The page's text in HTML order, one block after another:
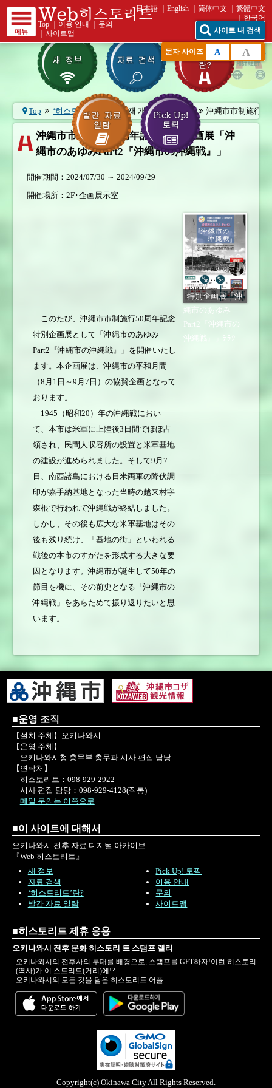
메뉴
Top 이용 안내
문의
｜사이트맵
日本語 English 简体中文
繁體中文
한국어
사이트 내 검색
문자 사이즈 A A
Top ‘히스토리트’란? 현재 개최중인 기획전 沖縄市市制施行50
沖縄市市制施行50周年記念 特別企画展「沖
縄市のあゆみPart2『沖縄市の沖縄戦』」
開催期間：2024/07/30 ～ 2024/09/29
開催場所：2F･企画展示室
特別企画展「沖
縄市のあゆみ
Part2『沖縄市の
沖縄戦』」ﾁﾗｼ
このたび、沖縄市市制施行50周年記念
特別企画展として「沖縄市のあゆみ
Part2『沖縄市の沖縄戦』」を開催いたし
ます。本企画展は、沖縄市の平和月間
（8月1日～9月7日）の協賛企画となって
おります。
1945（昭和20）年の沖縄戦におい
て、本市は米軍に上陸後3日間でほぼ占
領され、民間人収容所の設置と米軍基地
の建設が進められました。そして9月7
日、南西諸島における日米両軍の降伏調
印が嘉手納基地となった当時の越来村字
森根で行われて沖縄戦が終結しました。
しかし、その後も広大な米軍基地はその
後も残り続け、「基地の街」といわれる
戦後の本市のすがたを形成する大きな要
因となります。沖縄市が誕生して50年の
節目を機に、その前史となる「沖縄市の
沖縄戦」をあらためて振り返りたいと思
います。
■운영 조직
【설치 주체】오키나와시
【운영 주체】
오키나와시청 총무부 총무과 시사 편집 담당
【연락처】
히스토리트：098-929-2922
시사 편집 담당：098-929-4128(직통)
메일 문의는 이쪽으로
■이 사이트에 대해서
오키나와시 전후 자료 디지털 아카이브
『Web 히스토리트』
새 정보
자료 검색
‘히스토리트’란?
발간 자료 일람
Pick Up! 토픽
이용 안내
문의
사이트맵
■히스토리트 제휴 응용
오키나와시 전후 문화 히스토리 트 스탬프 랠리
오키나와시의 전후사의 무대를 배경으로, 스탬프를 GET하자!이런 히스토리
(역사)가 이 스트리트(거리)에!?
오키나와시의 모든 것을 담은 히스토리트 어플
Copyright(c) Okinawa City All Rights Reserved.